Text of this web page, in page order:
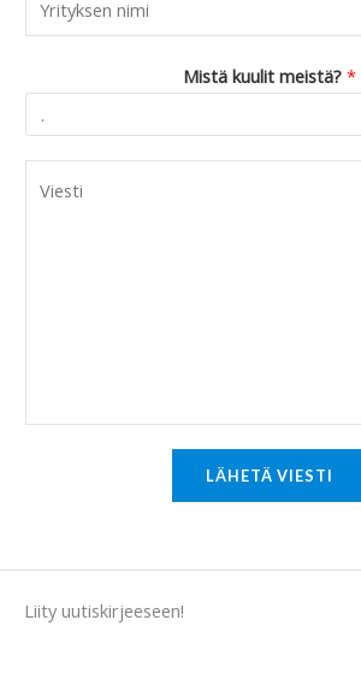
Mistä kuulit meistä? *
s
LÄHETÄ VIESTI
Liity uutiskirjeeseen!